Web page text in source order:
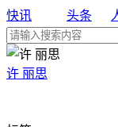
快讯 头条
许 丽思